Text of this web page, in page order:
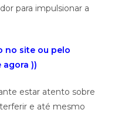
para impulsionar a
no site ou pelo
))
estar atento sobre
e até mesmo